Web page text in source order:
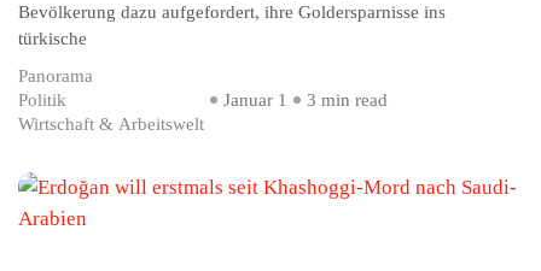
Bevölkerung dazu aufgefordert, ihre Goldersparnisse ins
türkische
Panorama
Politik
Wirtschaft & Arbeitswelt
Januar 1 3 min read